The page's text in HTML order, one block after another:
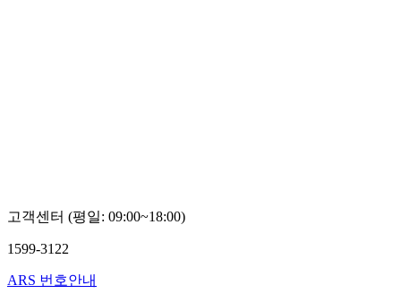
고객센터 (평일: 09:00~18:00)
1599-3122
ARS 번호안내